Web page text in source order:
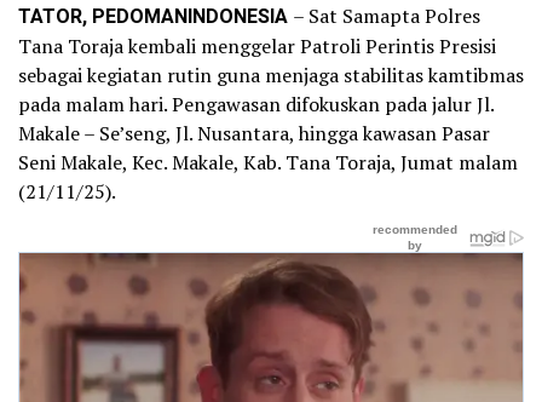
TATOR, PEDOMANINDONESIA – Sat Samapta Polres
Tana Toraja kembali menggelar Patroli Perintis Presisi
sebagai kegiatan rutin guna menjaga stabilitas kamtibmas
pada malam hari. Pengawasan difokuskan pada jalur Jl.
Makale – Se’seng, Jl. Nusantara, hingga kawasan Pasar
Seni Makale, Kec. Makale, Kab. Tana Toraja, Jumat malam
(21/11/25).